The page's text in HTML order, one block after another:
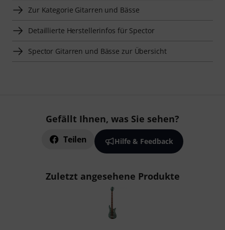
Zur Kategorie Gitarren und Bässe
Detaillierte Herstellerinfos für Spector
Spector Gitarren und Bässe zur Übersicht
Gefällt Ihnen, was Sie sehen?
Teilen Hilfe & Feedback
Zuletzt angesehene Produkte